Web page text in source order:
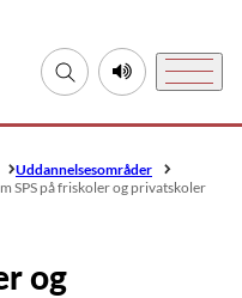
Fold søgefelt udLyt til denne side
Menu
Uddannelsesområder
SPS på friskoler og privatskoler
og